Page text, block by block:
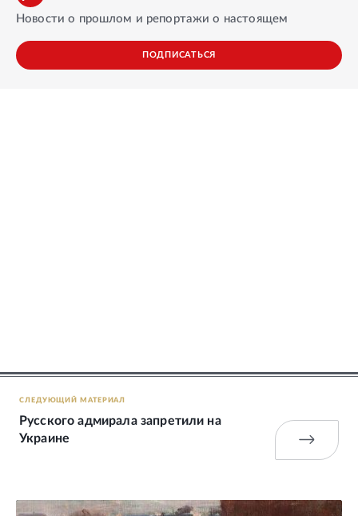
Новости о прошлом и репортажи о настоящем
ПОДПИСАТЬСЯ
СЛЕДУЮЩИЙ МАТЕРИАЛ
Русского адмирала запретили на
Украине